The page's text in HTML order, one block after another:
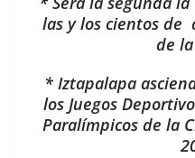
las y los cientos de
de
* Iztapalapa
los Juegos
Paralímpicos de la